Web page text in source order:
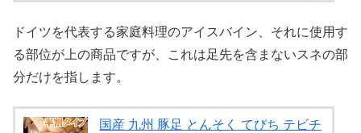
ドイツを代表する家庭料理のアイスバイン、それに使用す
る部位が上の商品ですが、これは足先を含まないスネの部
分だけを指します。
国産 九州 豚足 とんそく てびち テビチ